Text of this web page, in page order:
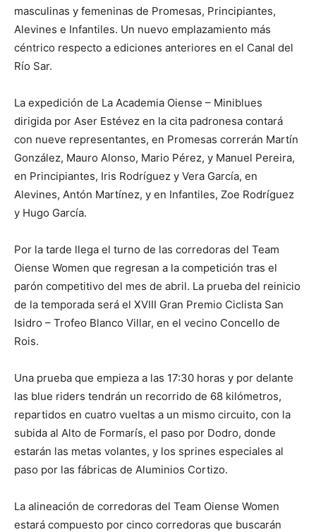
masculinas y femeninas de Promesas, Principiantes,
Alevines e Infantiles. Un nuevo emplazamiento más
céntrico respecto a ediciones anteriores en el Canal del
Río Sar.
La expedición de La Academia Oiense – Miniblues
dirigida por Aser Estévez en la cita padronesa contará
con nueve representantes, en Promesas correrán Martín
González, Mauro Alonso, Mario Pérez, y Manuel Pereira,
en Principiantes, Iris Rodríguez y Vera García, en
Alevines, Antón Martínez, y en Infantiles, Zoe Rodríguez
y Hugo García.
Por la tarde llega el turno de las corredoras del Team
Oiense Women que regresan a la competición tras el
parón competitivo del mes de abril. La prueba del reinicio
de la temporada será el XVIII Gran Premio Ciclista San
Isidro – Trofeo Blanco Villar, en el vecino Concello de
Rois.
Una prueba que empieza a las 17:30 horas y por delante
las blue riders tendrán un recorrido de 68 kilómetros,
repartidos en cuatro vueltas a un mismo circuito, con la
subida al Alto de Formarís, el paso por Dodro, donde
estarán las metas volantes, y los sprines especiales al
paso por las fábricas de Aluminios Cortizo.
La alineación de corredoras del Team Oiense Women
estará compuesto por cinco corredoras que buscarán